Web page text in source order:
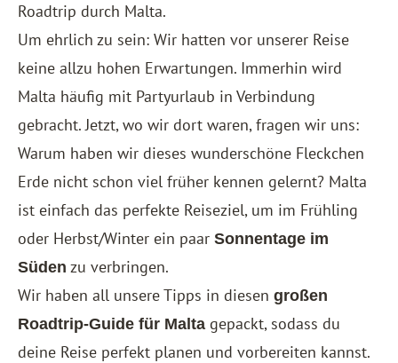
Roadtrip durch Malta.
Um ehrlich zu sein: Wir hatten vor unserer Reise
keine allzu hohen Erwartungen. Immerhin wird
Malta häufig mit Partyurlaub in Verbindung
gebracht. Jetzt, wo wir dort waren, fragen wir uns:
Warum haben wir dieses wunderschöne Fleckchen
Erde nicht schon viel früher kennen gelernt? Malta
ist einfach das perfekte Reiseziel, um im Frühling
oder Herbst/Winter ein paar Sonnentage im
Süden zu verbringen.
Wir haben all unsere Tipps in diesen großen
Roadtrip-Guide für Malta gepackt, sodass du
deine Reise perfekt planen und vorbereiten kannst.